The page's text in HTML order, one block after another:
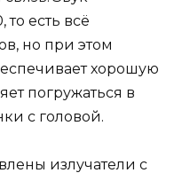
есть всё
но при этом
хорошую
погружаться в
с головой.
излучатели с